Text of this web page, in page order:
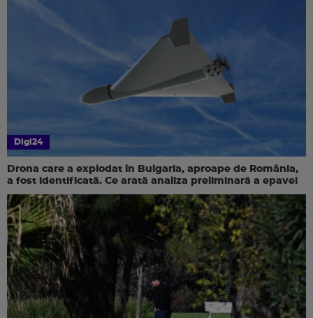
Digi24
Drona care a explodat în Bulgaria, aproape de România,
a fost identificată. Ce arată analiza preliminară a epavei